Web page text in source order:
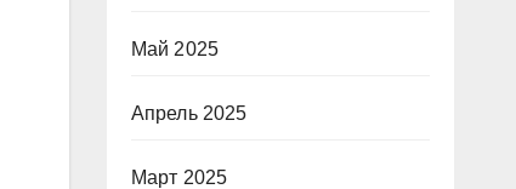
Май 2025
Апрель 2025
Март 2025